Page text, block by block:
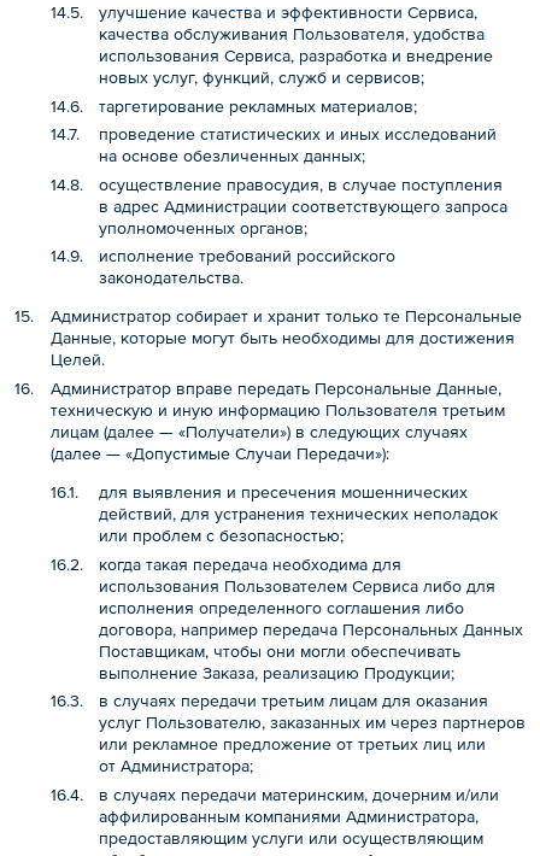
улучшение качества и эффективности Сервиса,
качества обслуживания Пользователя, удобства
использования Сервиса, разработка и внедрение
новых услуг, функций, служб и сервисов;
таргетирование рекламных материалов;
проведение статистических и иных исследований
на основе обезличенных данных;
осуществление правосудия, в случае поступления
в адрес Администрации соответствующего запроса
уполномоченных органов;
исполнение требований российского
законодательства.
Администратор собирает и хранит только те Персональные
Данные, которые могут быть необходимы для достижения
Целей.
Администратор вправе передать Персональные Данные,
техническую и иную информацию Пользователя третьим
лицам (далее — «Получатели») в следующих случаях
(далее — «Допустимые Случаи Передачи»):
для выявления и пресечения мошеннических
действий, для устранения технических неполадок
или проблем с безопасностью;
когда такая передача необходима для
использования Пользователем Сервиса либо для
исполнения определенного соглашения либо
договора, например передача Персональных Данных
Поставщикам, чтобы они могли обеспечивать
выполнение Заказа, реализацию Продукции;
в случаях передачи третьим лицам для оказания
услуг Пользователю, заказанных им через партнеров
или рекламное предложение от третьих лиц или
от Администратора;
в случаях передачи материнским, дочерним и/или
аффилированным компаниями Администратора,
предоставляющим услуги или осуществляющим